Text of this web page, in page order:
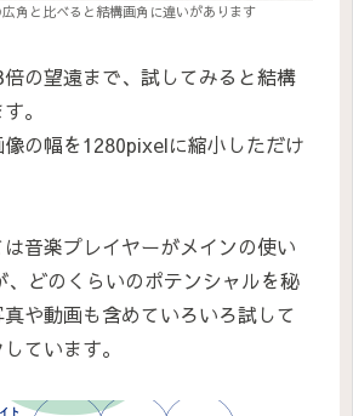
角と比べると結構画角に違いがあります
の望遠まで、試してみると結構
。
の幅を1280pixelに縮小しただけ
音楽プレイヤーがメインの使い
どのくらいのポテンシャルを秘
や動画も含めていろいろ試して
ています。